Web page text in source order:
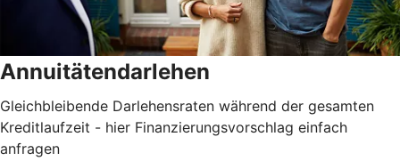
Annuitätendarlehen
Gleichbleibende Darlehensraten während der gesamten
Kreditlaufzeit - hier Finanzierungsvorschlag einfach
anfragen